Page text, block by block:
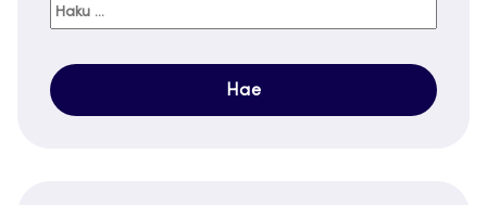
Haku: